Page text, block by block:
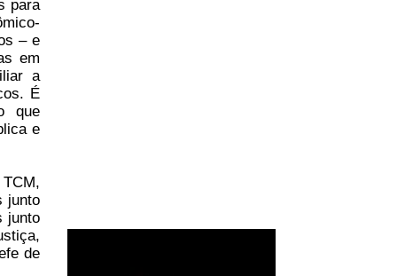
para
– e
em
a
É
que
e
junto
junto
de